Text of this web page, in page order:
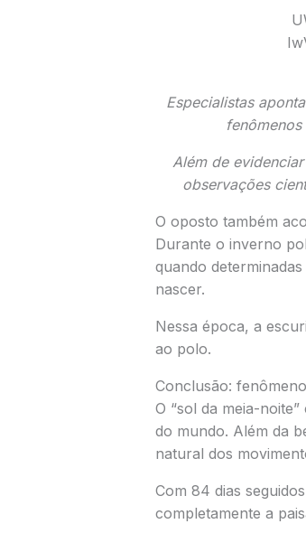
Especialistas
Além de
observações
O oposto também
Durante o inverno
quando
nascer.
Nessa época, a
ao polo.
Conclusão:
O “sol da meia-
do mundo. Além da
natural dos
Com 84 dias
completamente a